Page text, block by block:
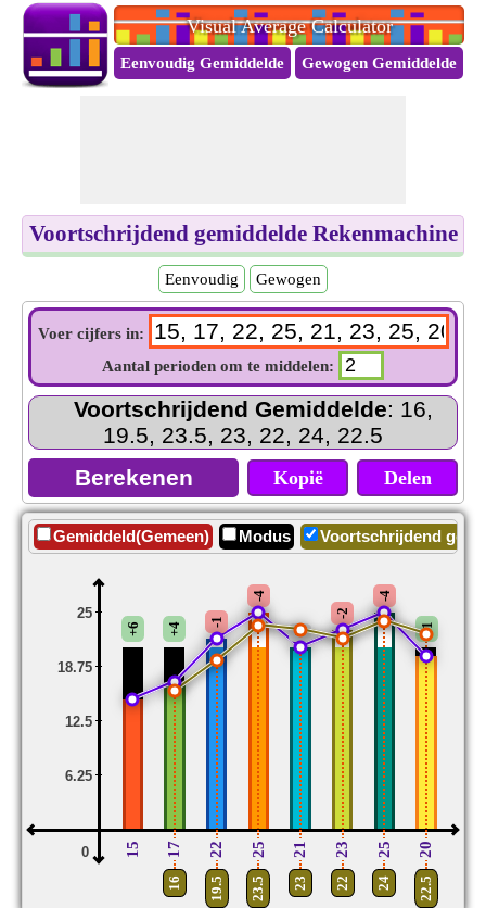
Visual Average Calculator
Eenvoudig Gemiddelde Gewogen Gemiddelde
Voortschrijdend gemiddelde Rekenmachine
Eenvoudig Gewogen
Voer cijfers in:
Aantal perioden om te middelen:
Voortschrijdend Gemiddelde: 16,
19.5, 23.5, 23, 22, 24, 22.5
Kopië Delen
Gemiddeld(Gemeen) Modus Voortschrijdend
25
18.75
12.5
6.25
0
+6 +4 -1
-4
0
-2
-4
+1
15 17 22 25 21 23 25 20
16 19.5 23.5 23 22 24 22.5